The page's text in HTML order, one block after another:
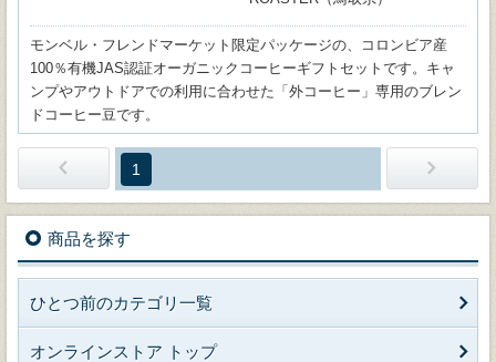
モンベル・フレンドマーケット限定パッケージの、コロンビア産
100％有機JAS認証オーガニックコーヒーギフトセットです。キャ
ンプやアウトドアでの利用に合わせた「外コーヒー」専用のブレン
ドコーヒー豆です。
1
商品を探す
ひとつ前のカテゴリ一覧
オンラインストア トップ